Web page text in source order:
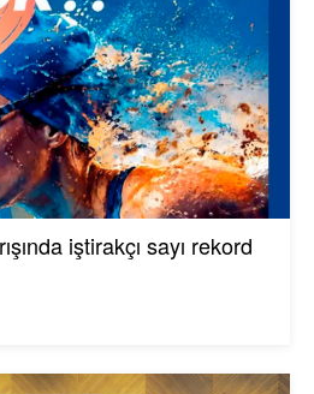
iştirakçı sayı rekord